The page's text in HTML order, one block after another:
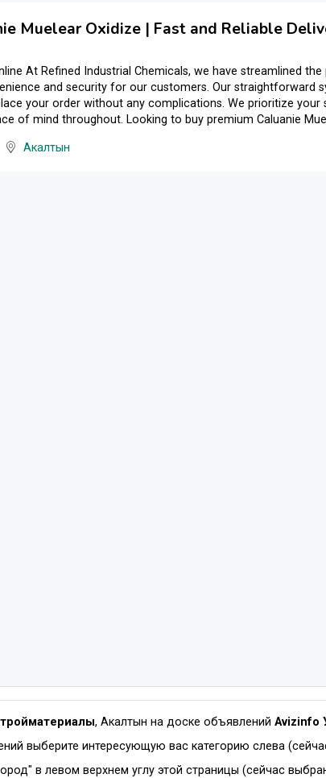
Muelear Oxidize | Fast and Reliable
At Refined Industrial Chemicals, we have streamlined
and security for our customers. Our straightforward
your order without any complications. We prioritize
of mind throughout. Looking to buy premium Caluanie
Акалтын
, Акалтын на доске объявлений Avizinfo
выберите интересующую вас категорию слева
в левом верхнем углу этой страницы (сейчас